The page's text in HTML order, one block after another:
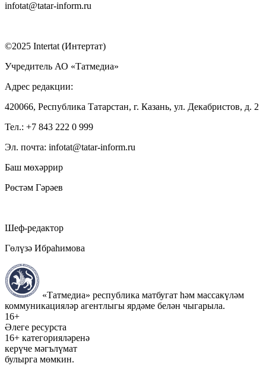
infotat@tatar-inform.ru
©2025 Intertat (Интертат)
Учредитель АО «Татмедиа»
Адрес редакции:
420066, Республика Татарстан, г. Казань, ул. Декабристов, д. 2
Тел.: +7 843 222 0 999
Эл. почта: infotat@tatar-inform.ru
Баш мөхәррир
Рөстәм Гәрәев
Шеф-редактор
Гөлүзә Ибраһимова
«Татмедиа» республика матбугат һәм массакүләм
коммуникацияләр агентлыгы ярдәме белән чыгарыла.
16+
Әлеге ресурста
16+ категорияләренә
керүче мәгълүмат
булырга мөмкин.